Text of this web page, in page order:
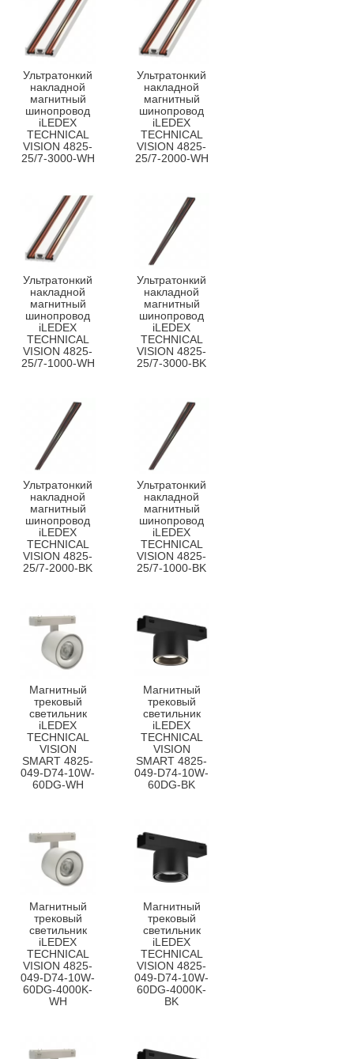
Ультратонкий
накладной
магнитный
шинопровод
iLEDEX
TECHNICAL
VISION 4825-
25/7-3000-WH
Ультратонкий
накладной
магнитный
шинопровод
iLEDEX
TECHNICAL
VISION 4825-
25/7-2000-WH
Ультратонкий
накладной
магнитный
шинопровод
iLEDEX
TECHNICAL
VISION 4825-
25/7-1000-WH
Ультратонкий
накладной
магнитный
шинопровод
iLEDEX
TECHNICAL
VISION 4825-
25/7-3000-BK
Ультратонкий
накладной
магнитный
шинопровод
iLEDEX
TECHNICAL
VISION 4825-
25/7-2000-BK
Ультратонкий
накладной
магнитный
шинопровод
iLEDEX
TECHNICAL
VISION 4825-
25/7-1000-BK
Магнитный
трековый
светильник
iLEDEX
TECHNICAL
VISION
SMART 4825-
049-D74-10W-
60DG-WH
Магнитный
трековый
светильник
iLEDEX
TECHNICAL
VISION
SMART 4825-
049-D74-10W-
60DG-BK
Магнитный
трековый
светильник
iLEDEX
TECHNICAL
VISION 4825-
049-D74-10W-
60DG-4000K-
WH
Магнитный
трековый
светильник
iLEDEX
TECHNICAL
VISION 4825-
049-D74-10W-
60DG-4000K-
BK